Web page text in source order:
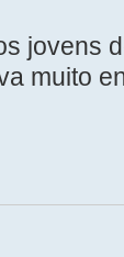
jovens
muito